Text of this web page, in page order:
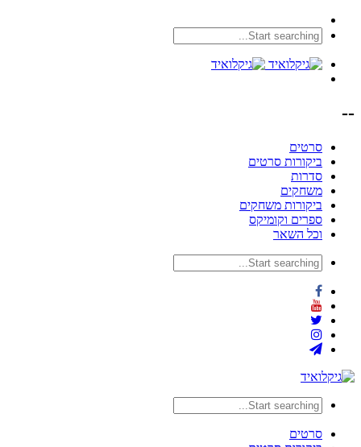
--
סרטים
ביקורות סרטים
סדרות
משחקים
ביקורות משחקים
ספרים וקומיקס
וכל השאר
סרטים